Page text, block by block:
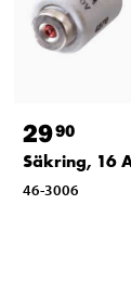
2990
Säkring, 16
46-3006